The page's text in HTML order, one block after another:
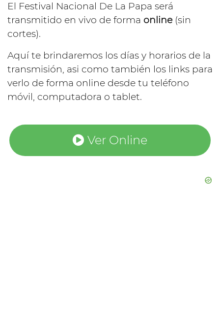
El Festival Nacional De La Papa será
transmitido en vivo de forma online(sin
cortes).
Aquí te brindaremos los días y horarios de la
transmisión, asi como también los links para
verlo de forma online desde tu teléfono
móvil, computadora o tablet.
Ver Online